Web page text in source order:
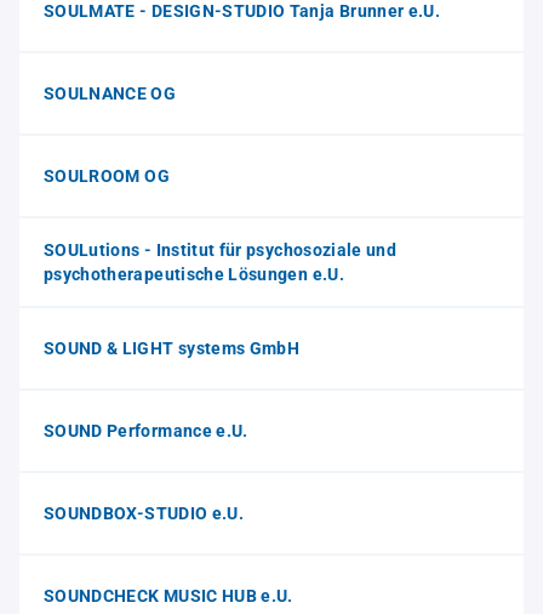
SOULMATE - DESIGN-STUDIO Tanja Brunner e.U.
SOULNANCE OG
SOULROOM OG
SOULutions - Institut für psychosoziale und
psychotherapeutische Lösungen e.U.
SOUND & LIGHT systems GmbH
SOUND Performance e.U.
SOUNDBOX-STUDIO e.U.
SOUNDCHECK MUSIC HUB e.U.